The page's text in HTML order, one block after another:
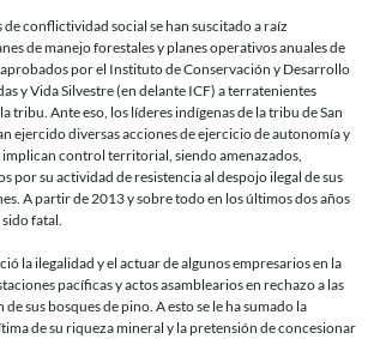
conflictividad social se han suscitado a raíz
de manejo forestales y planes operativos anuales de
por el Instituto de Conservación y Desarrollo
y Vida Silvestre (en delante ICF) a terratenientes
tribu. Ante eso, los líderes indígenas de la tribu de San
ejercido diversas acciones de ejercicio de autonomía y
control territorial, siendo amenazados,
por su actividad de resistencia al despojo ilegal de sus
A partir de 2013 y sobre todo en los últimos dos años
fatal.
la ilegalidad y el actuar de algunos empresarios en la
pacíficas y actos asamblearios en rechazo a las
sus bosques de pino. A esto se le ha sumado la
de su riqueza mineral y la pretensión de concesionar